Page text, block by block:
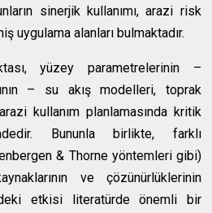
sinerjik kullanımı, arazi risk
uygulama alanları bulmaktadır.
yüzey parametrelerinin –
– su akış modelleri, toprak
kullanım planlamasında kritik
Bununla birlikte, farklı
& Thorne yöntemleri gibi)
ve çözünürlüklerinin
etkisi literatürde önemli bir